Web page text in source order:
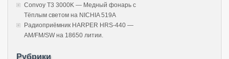
Convoy T3 3000K — Медный фонарь с
Тёплым светом на NICHIA 519A
Радиоприёмник HARPER HRS-440 —
AM/FM/SW на 18650 литии.
Рубрики